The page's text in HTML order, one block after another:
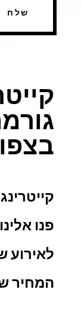
שלח
פנו
לאירוע
המחיר